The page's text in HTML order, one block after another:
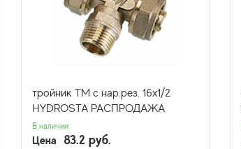
тройник ТM c нар.рез. 16х1/2
HYDROSTA РАСПРОДАЖА
В наличии
Цена 83.2 руб.